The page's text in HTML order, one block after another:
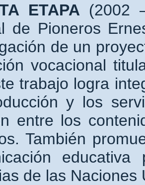
ETAPA (2002
de Pioneros
de un
vocacional
trabajo logra
y los
entre los
También
de las Naciones